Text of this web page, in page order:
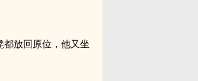
放回原位，他又坐